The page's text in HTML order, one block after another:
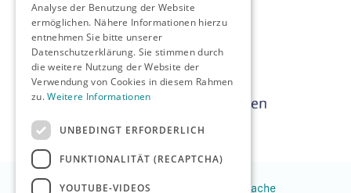
Leichte Sprache Gebärdensprache
Analyse der Benutzung der Website
ermöglichen. Nähere Informationen hierzu
entnehmen Sie bitte unserer
Datenschutzerklärung. Sie stimmen durch
die weitere Nutzung der Website der
Verwendung von Cookies in diesem Rahmen
zu.Weitere Informationen
UNBEDINGT ERFORDERLICH
FUNKTIONALITÄT (RECAPTCHA)
YOUTUBE-VIDEOS